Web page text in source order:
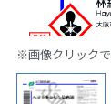
※画像クリック